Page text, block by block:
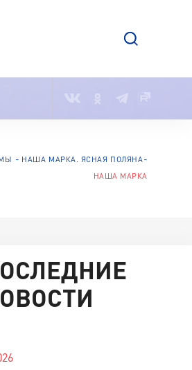
НАША МАРКА. ЯСНАЯ ПОЛЯНА
НАША МАРКА